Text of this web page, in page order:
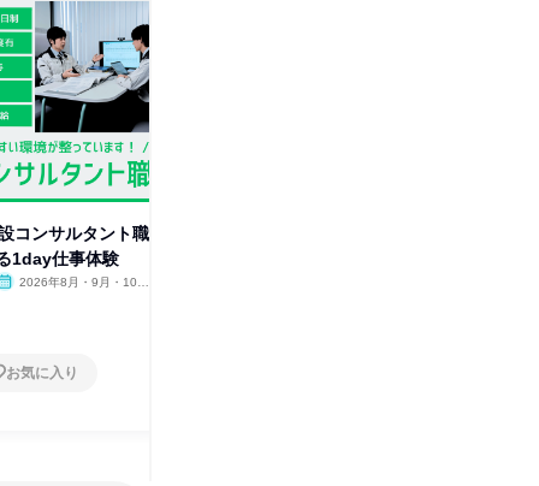
コンサルタント職
1day仕事体験
2026年8月・9月・10
お気に入り